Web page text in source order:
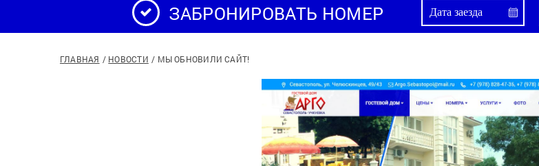
ЗАБРОНИРОВАТЬ НОМЕР
ГЛАВНАЯ НОВОСТИ МЫ ОБНОВИЛИ САЙТ!